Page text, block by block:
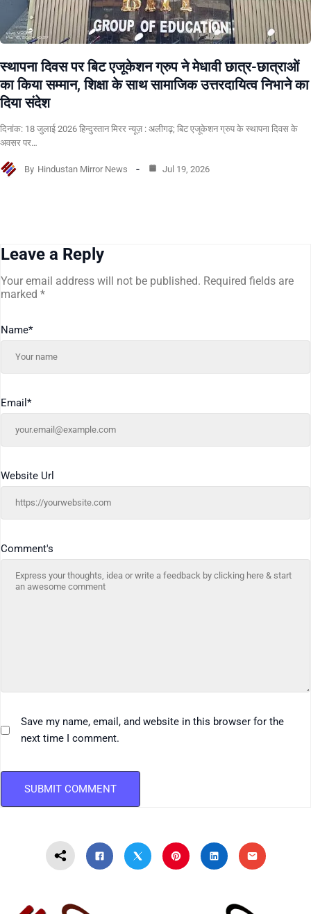
स्थापना दिवस पर बिट एजूकेशन ग्रुप ने मेधावी छात्र-छात्राओं
का किया सम्मान, शिक्षा के साथ सामाजिक उत्तरदायित्व निभाने का
दिया संदेश
दिनांक: 18 जुलाई 2026 हिन्दुस्तान मिरर न्यूज़ : अलीगढ़; बिट एजूकेशन ग्रुप के स्थापना दिवस के
अवसर पर…
By Hindustan Mirror News Jul 19, 2026
Leave a Reply
Your email address will not be published. Required fields are
marked *
Comment's
Name*
Email *
Website Url
Save my name, email, and website in this browser for the
next time I comment.